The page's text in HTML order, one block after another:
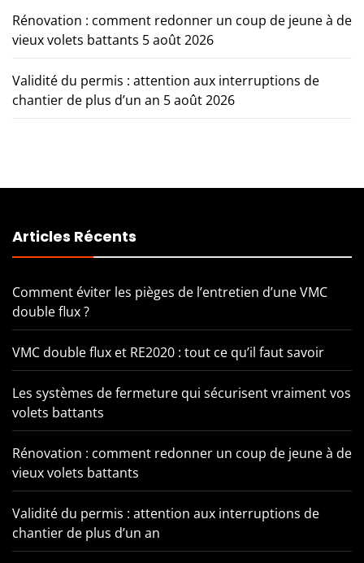
Rénovation : comment redonner un coup de jeune à de
vieux volets battants 5 août 2026
Validité du permis : attention aux interruptions de
chantier de plus d’un an 5 août 2026
Articles Récents
Comment éviter les pièges de l’entretien d’une VMC
double flux ?
VMC double flux et RE2020 : tout ce qu’il faut savoir
Les systèmes de fermeture qui sécurisent vraiment vos
volets battants
Rénovation : comment redonner un coup de jeune à de
vieux volets battants
Validité du permis : attention aux interruptions de
chantier de plus d’un an